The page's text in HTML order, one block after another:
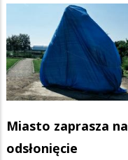
Miasto zaprasza na
odsłonięcie